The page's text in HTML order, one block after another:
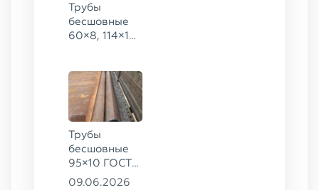
Трубы
бесшовные
60×8, 114×10,
8732-78, ст.
20
Трубы
бесшовные
95×10 ГОСТ
8732-78, ст.
09.06.2026